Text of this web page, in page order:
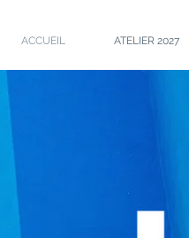
ACCUEIL ATELIER 2027